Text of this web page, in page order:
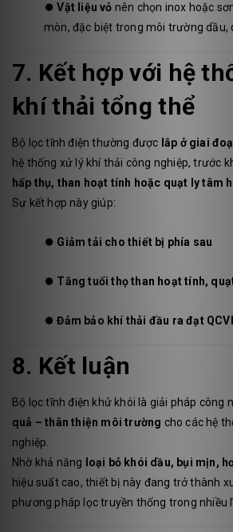
⏺️Vật liệu vỏ nên chọn inox hoặc
mòn, đặc biệt trong môi trường dầu,
7. Kết hợp với hệ
khí thải tổng thể
Bộ lọc tĩnh điện thường được lắp ở giai
hệ thống xử lý khí thải công nghiệp, trước
hấp thụ, than hoạt tính hoặc quạt ly tâm
Sự kết hợp này giúp:
⏺️ Giảm tải cho thiết bị phía sau
⏺️ Tăng tuổi thọ than hoạt tính,
⏺️Đảm bảo khí thải đầu ra đạt
8. Kết luận
Bộ lọc tĩnh điện khử khói là giải pháp công
quả – thân thiện môi trường cho các hệ
nghiệp.
Nhờ khả năng
loại bỏ khói dầu, bụi mịn,
hiệu suất cao, thiết bị này đang trở thành
phương pháp lọc truyền thống trong nhiều